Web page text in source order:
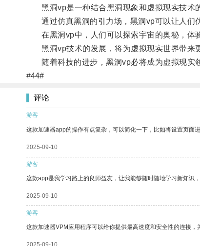
黑洞vp是一种结合黑洞现象和虚拟现实技术的
通过仿真黑洞的引力场，黑洞vp可以让人们仿
在黑洞vp中，人们可以探索宇宙的奥秘，体
黑洞vp技术的发展，将为虚拟现实世界带来
随着科技的进步，黑洞vp必将成为虚拟现实
#44#
评论
游客
这款加速器app的操作有点复杂，可以简化一下，比如将设置页面进
2025-09-10
游客
这款app是我学习路上的良师益友，让我能够随时随地学习新知识，
2025-09-10
游客
这款加速器VPM应用程序可以给你提供最高速度和安全性的连接，
2025-09-10